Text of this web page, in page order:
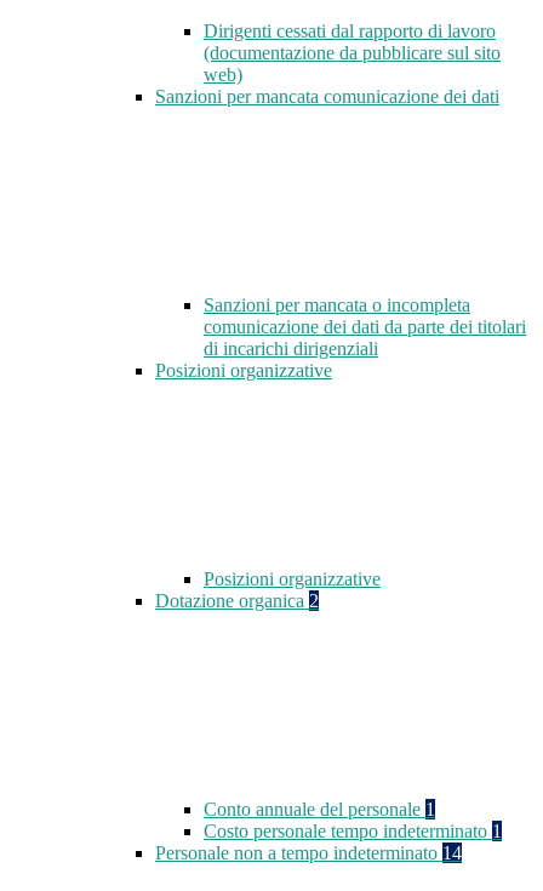
Dirigenti cessati dal rapporto di lavoro
(documentazione da pubblicare sul sito
web)
Sanzioni per mancata comunicazione dei dati
Sanzioni per mancata o incompleta
comunicazione dei dati da parte dei titolari
di incarichi dirigenziali
Posizioni organizzative
Posizioni organizzative
Dotazione organica 2
Conto annuale del personale 1
Costo personale tempo indeterminato 1
Personale non a tempo indeterminato 14